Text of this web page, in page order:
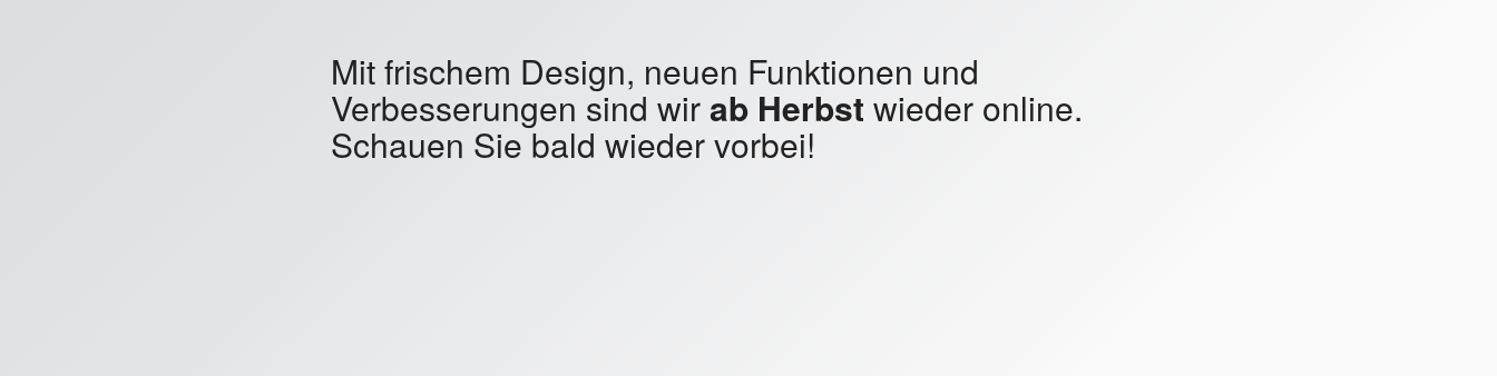
Mit frischem Design, neuen Funktionen und
Verbesserungen sind wirab Herbst wieder online.
Schauen Sie bald wieder vorbei!